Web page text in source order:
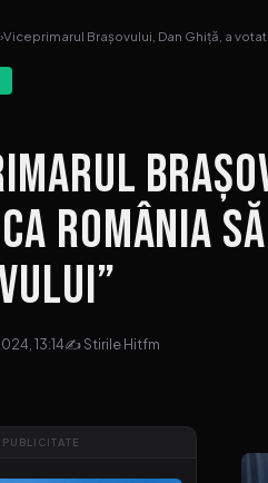
›Viceprimarul Brașovului, Dan Ghiță, a
România
13:14✍ Stirile Hitfm
PUBLICITATE